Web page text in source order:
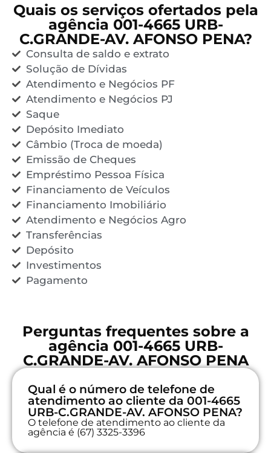
Quais os serviços ofertados pela
agência 001-4665 URB-
C.GRANDE-AV. AFONSO PENA?
Consulta de saldo e extrato
Solução de Dívidas
Atendimento e Negócios PF
Atendimento e Negócios PJ
Saque
Depósito Imediato
Câmbio (Troca de moeda)
Emissão de Cheques
Empréstimo Pessoa Física
Financiamento de Veículos
Financiamento Imobiliário
Atendimento e Negócios Agro
Transferências
Depósito
Investimentos
Pagamento
Perguntas frequentes sobre a
agência 001-4665 URB-
C.GRANDE-AV. AFONSO PENA
Qual é o número de telefone de
atendimento ao cliente da 001-4665
URB-C.GRANDE-AV. AFONSO PENA?
O telefone de atendimento ao cliente da
agência é (67) 3325-3396